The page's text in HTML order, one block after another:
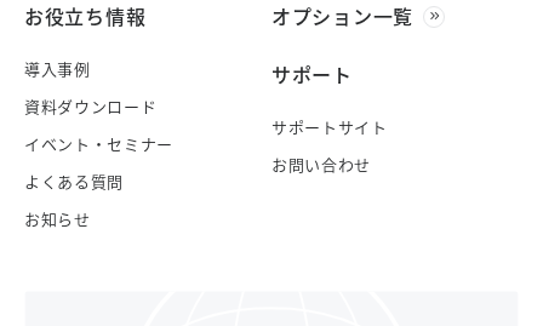
お役立ち情報
導入事例
資料ダウンロード
イベント・セミナー
よくある質問
お知らせ
オプション一覧
サポート
サポートサイト
お問い合わせ